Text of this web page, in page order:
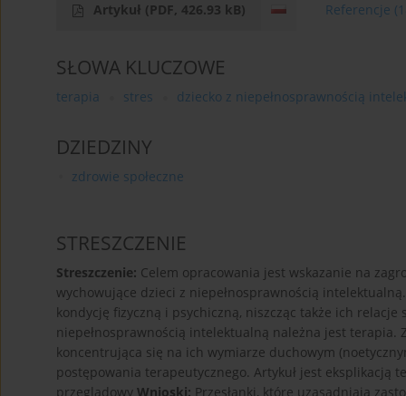
Artykuł (PDF, 426.93 kB) Referencje
SŁOWA KLUCZOWE
terapia stres dziecko z niepełnosprawnością
DZIEDZINY
zdrowie społeczne
STRESZCZENIE
Streszczenie: Celem opracowania jest wskazanie na
wychowujące dzieci z niepełnosprawnością
kondycję fizyczną i psychiczną, niszcząc także ich
niepełnosprawnością intelektualną należna jest terapia.
koncentrująca się na ich wymiarze duchowym
postępowania terapeutycznego. Artykuł jest eksplikacją
przeglądowy Wnioski: Przesłanki, które uzasadniają